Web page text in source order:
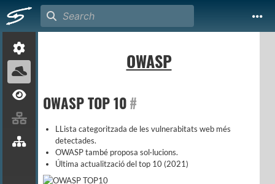
OWASP
OWASP TOP 10#
LLista categoritzada de les vulnerabitats web més
detectades.
OWASP també proposa sol·lucions.
Última actualització del top 10 (2021)